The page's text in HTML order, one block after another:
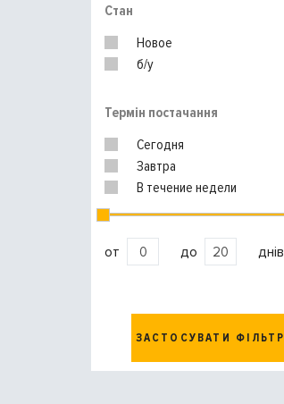
Стан
Новое
б/у
Термін постачання
Сегодня
Завтра
В течение недели
от до днів
ЗАСТОСУВАТИ ФІЛЬТР